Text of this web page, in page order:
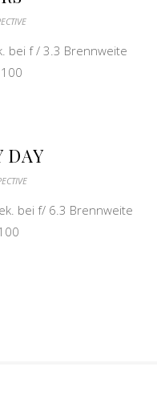
bei f / 3.3 Brennweite
DAY
bei f/ 6.3 Brennweite